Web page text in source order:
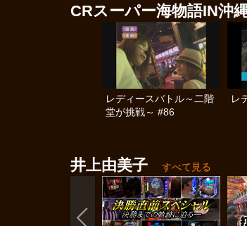
CRスーパー海物語IN沖
レディースバトル～二階
堂が挑戦～ #86
レ
井上由美子 すべて見る